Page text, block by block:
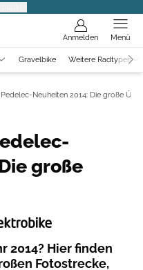
Anmelden Menü
Gravelbike Weitere Radtypen
Neuheiten 2014: Die große
große
2014? Hier finden
Fotostrecke,